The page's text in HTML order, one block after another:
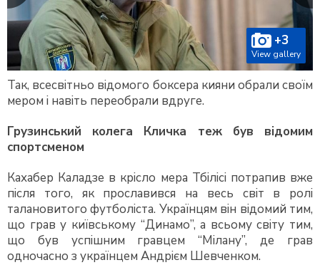
+3
View gallery
Так, всесвітньо відомого боксера кияни обрали своїм
мером і навіть переобрали вдруге.
Грузинський колега Кличка теж був відомим
спортсменом
Кахабер Каладзе в крісло мера Тбілісі потрапив вже
після того, як прославився на весь світ в ролі
талановитого футболіста. Українцям він відомий тим,
що грав у київському “Динамо”, а всьому світу тим,
що був успішним гравцем “Мілану”, де грав
одночасно з українцем Андрієм Шевченком.